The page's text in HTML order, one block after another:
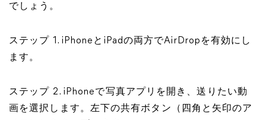
でしょう。
ステップ 1. iPhoneとiPadの両方でAirDropを有効にし
ます。
ステップ 2. iPhoneで写真アプリを開き、送りたい動
画を選択します。左下の共有ボタン（四角と矢印のア